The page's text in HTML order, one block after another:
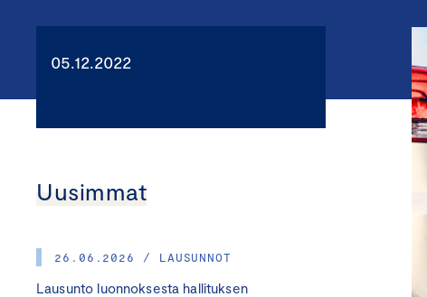
05.12.2022
Uusimmat
26.06.2026 / LAUSUNNOT
Lausunto luonnoksesta hallituksen